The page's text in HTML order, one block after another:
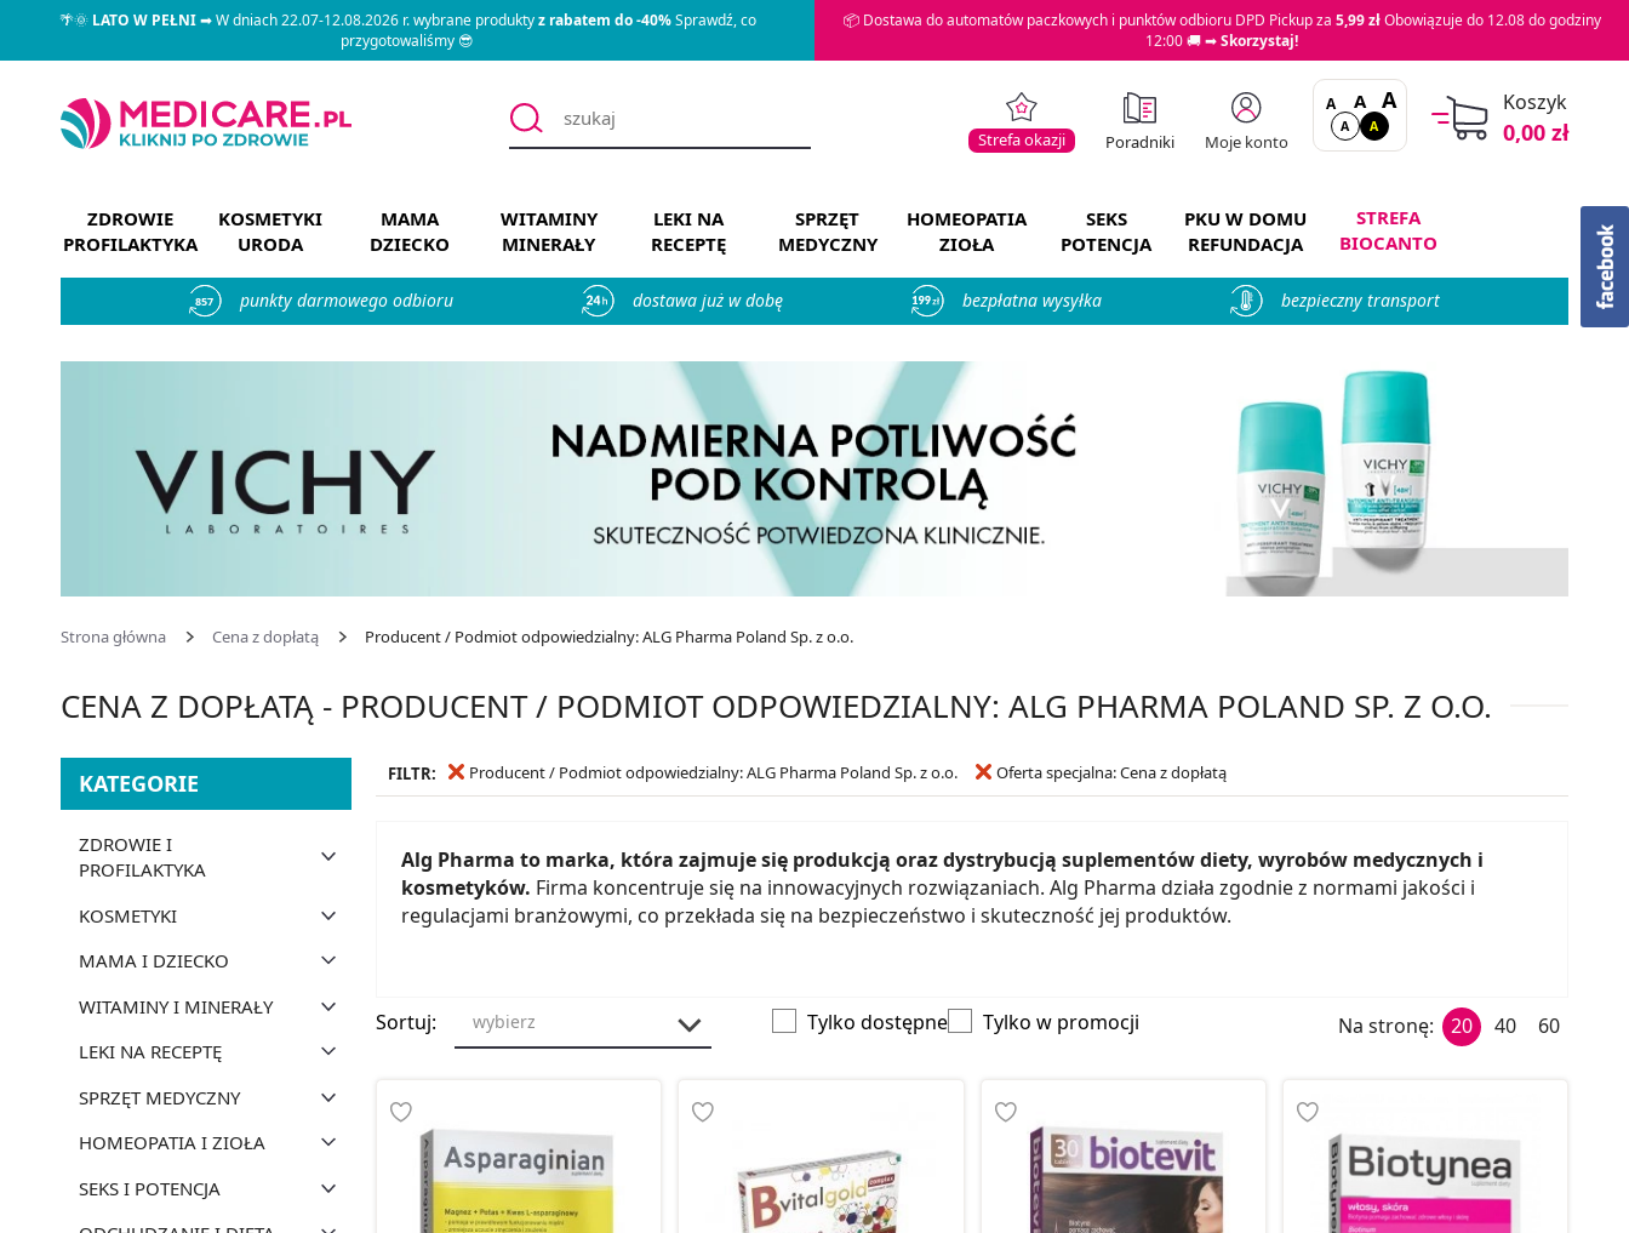
🌴🌞LATO W PEŁNI➡ W dniach 22.07-12.08.2026 r. wybrane produktyz rabatem do -40%Sprawdź, co
przygotowaliśmy 😎
📦 Dostawa do automatów paczkowych i punktów odbioru DPD Pickup za 5,99 złObowiązuje do 12.08 do godziny
12:00 🚚 ➡Skorzystaj!
Strefa okazji Poradniki Moje konto
A A A
A A
Koszyk
0,00 zł
ZDROWIE
PROFILAKTYKA
KOSMETYKI
URODA
MAMA
DZIECKO
WITAMINY
MINERAŁY
LEKI NA
RECEPTĘ
SPRZĘT
MEDYCZNY
HOMEOPATIA
ZIOŁA
SEKS
POTENCJA
PKU W DOMU
REFUNDACJA
STREFA
BIOCANTO
857 punkty darmowego odbioru dostawa już w dobę bezpłatna wysyłka bezpieczny transport
Strona główna Cena z dopłatą Producent / Podmiot odpowiedzialny: ALG Pharma Poland Sp. z o.o.
CENA Z DOPŁATĄ - PRODUCENT / PODMIOT ODPOWIEDZIALNY: ALG PHARMA POLAND SP. Z O.O.
KATEGORIE
ZDROWIE I
PROFILAKTYKA
KOSMETYKI
MAMA I DZIECKO
WITAMINY I MINERAŁY
LEKI NA RECEPTĘ
SPRZĘT MEDYCZNY
HOMEOPATIA I ZIOŁA
SEKS I POTENCJA
FILTR: Producent / Podmiot odpowiedzialny: ALG Pharma Poland Sp. z o.o. Oferta specjalna: Cena z dopłatą
Alg Pharma to marka, która zajmuje się produkcją oraz dystrybucją suplementów diety, wyrobów medycznych i
kosmetyków. Firma koncentruje się na innowacyjnych rozwiązaniach. Alg Pharma działa zgodnie z normami jakości i
regulacjami branżowymi, co przekłada się na bezpieczeństwo i skuteczność jej produktów.
Sortuj: wybierz Tylko dostępne Tylko w promocji Na stronę: 20 40 60